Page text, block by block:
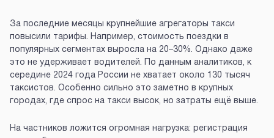
За последние месяцы крупнейшие агрегаторы такси
повысили тарифы. Например, стоимость поездки в
популярных сегментах выросла на 20–30%. Однако даже
это не удерживает водителей. По данным аналитиков, к
середине 2024 года России не хватает около 130 тысяч
таксистов. Особенно сильно это заметно в крупных
городах, где спрос на такси высок, но затраты ещё выше.
На частников ложится огромная нагрузка: регистрация